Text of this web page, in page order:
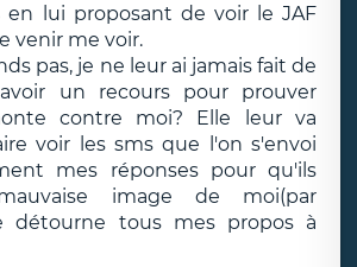
en lui proposant de voir le JAF
venir me voir.
pas, je ne leur ai jamais fait de
un recours pour prouver
contre moi? Elle leur va
voir les sms que l'on s'envoi
mes réponses pour qu'ils
image de moi(par
détourne tous mes propos à